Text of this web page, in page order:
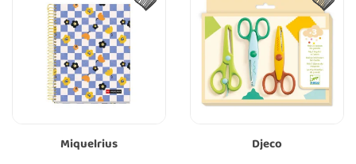
Miquelrius Djeco